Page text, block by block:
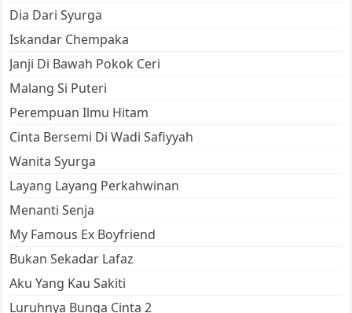
Dia Dari Syurga
Iskandar Chempaka
Janji Di Bawah Pokok Ceri
Malang Si Puteri
Perempuan Ilmu Hitam
Cinta Bersemi Di Wadi Safiyyah
Wanita Syurga
Layang Layang Perkahwinan
Menanti Senja
My Famous Ex Boyfriend
Bukan Sekadar Lafaz
Aku Yang Kau Sakiti
Luruhnya Bunga Cinta 2